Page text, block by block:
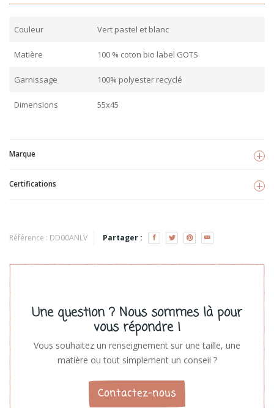
Couleur Vert pastel et blanc
Matière 100 % coton bio label GOTS
Garnissage 100% polyester recyclé
Dimensions 55x45
Marque
Voir les produits
Certifications
Référence : DD00ANLV Partager :
Une question ? Nous sommes là pour
vous répondre !
Vous souhaitez un renseignement sur une taille, une
matière ou tout simplement un conseil ?
Contactez-nous